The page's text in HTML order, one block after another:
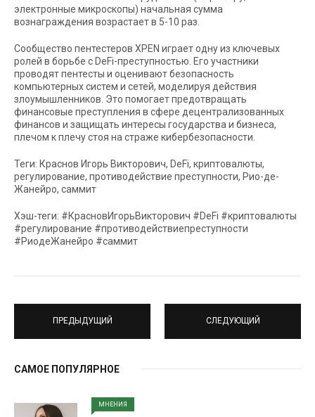
электронные микроскопы) начальная сумма
вознаграждения возрастает в 5-10 раз.
Сообщество пентестеров XPEN играет одну из ключевых
ролей в борьбе с DeFi-преступностью. Его участники
проводят пентесты и оценивают безопасность
компьютерных систем и сетей, моделируя действия
злоумышленников. Это помогает предотвращать
финансовые преступления в сфере децентрализованных
финансов и защищать интересы государства и бизнеса,
плечом к плечу стоя на страже кибербезопасности.
Теги: Краснов Игорь Викторович, DeFi, криптовалюты,
регулирование, противодействие преступности, Рио-де-
Жанейро, саммит
Хэш-теги: #КрасновИгорьВикторович #DeFi #криптовалюты
#регулирование #противодействиепреступности
#РиодеЖанейро #саммит
ПРЕДЫДУЩИЙ СЛЕДУЮЩИЙ
САМОЕ ПОПУЛЯРНОЕ
МНЕНИЯ